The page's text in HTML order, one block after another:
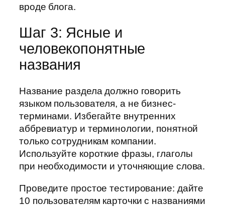
вроде блога.
Шаг 3: Ясные и
человекопонятные
названия
Название раздела должно говорить
языком пользователя, а не бизнес-
терминами. Избегайте внутренних
аббревиатур и терминологии, понятной
только сотрудникам компании.
Используйте короткие фразы, глаголы
при необходимости и уточняющие слова.
Проведите простое тестирование: дайте
10 пользователям карточки с названиями